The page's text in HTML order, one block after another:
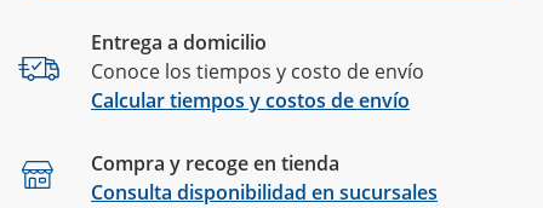
Entrega a domicilio
Conoce los tiempos y costo de envío
Calcular tiempos y costos de envío
Compra y recoge en tienda
Consulta disponibilidad en sucursales